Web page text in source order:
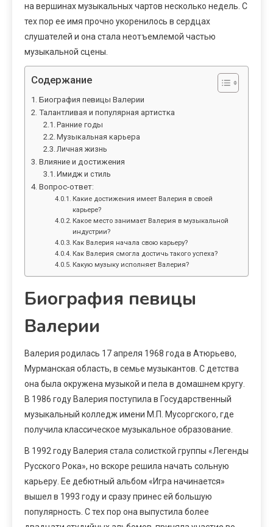
на вершинах музыкальных чартов несколько недель. С
тех пор ее имя прочно укоренилось в сердцах
слушателей и она стала неотъемлемой частью
музыкальной сцены.
Содержание
Биография певицы Валерии
Талантливая и популярная артистка
Ранние годы
Музыкальная карьера
Личная жизнь
Влияние и достижения
Имидж и стиль
Вопрос-ответ:
Какие достижения имеет Валерия в своей
карьере?
Какое место занимает Валерия в музыкальной
индустрии?
Как Валерия начала свою карьеру?
Как Валерия смогла достичь такого успеха?
Какую музыку исполняет Валерия?
Биография певицы
Валерии
Валерия родилась 17 апреля 1968 года в Атюрьево,
Мурманская область, в семье музыкантов. С детства
она была окружена музыкой и пела в домашнем кругу.
В 1986 году Валерия поступила в Государственный
музыкальный колледж имени М.П. Мусоргского, где
получила классическое музыкальное образование.
В 1992 году Валерия стала солисткой группы «Легенды
Русского Рока», но вскоре решила начать сольную
карьеру. Ее дебютный альбом «Игра начинается»
вышел в 1993 году и сразу принес ей большую
популярность. С тех пор она выпустила более